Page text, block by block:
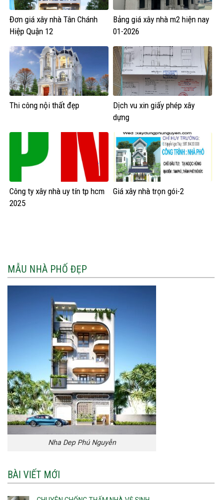
Đơn giá xây nhà Tân Chánh
Hiệp Quận 12
Bảng giá xây nhà m2 hiện nay
01-2026
Thi công nội thất đẹp
Dịch vu xin giấy phép xây
dựng
Công ty xây nhà uy tín tp hcm
2025
Giá xây nhà trọn gói-2
MẪU NHÀ PHỐ ĐẸP
Nha Dep Phú Nguyễn
BÀI VIẾT MỚI